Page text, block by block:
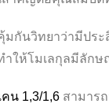
กันวิทยาว่ามีปร
ำให้โมเลกุลมีลั
น 1,3/1,6 สามาร